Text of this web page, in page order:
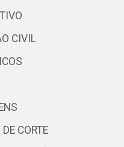
CIVIL
CORTE